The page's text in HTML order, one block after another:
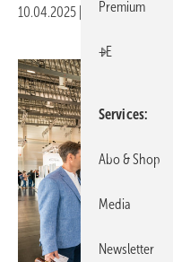
10.04.2025 Druckvorschau
Premium
+E
Services
Abo & Shop
Media
Newsletter